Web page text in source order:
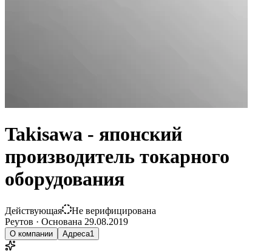
Takisawa - японский
производитель токарного
оборудования
Действующая
Не верифицирована
Реутов · Основана 29.08.2019
О компании Адреса1